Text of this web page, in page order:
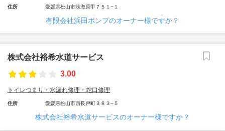
住所 愛媛県松山市浅海原甲７５１−１
有限会社浜田ポンプのオーナー様ですか？
株式会社裕希水道サービス
3.00
トイレつまり・水漏れ修理・蛇口修理
住所 愛媛県松山市西長戸町３８３−５
株式会社裕希水道サービスのオーナー様ですか？